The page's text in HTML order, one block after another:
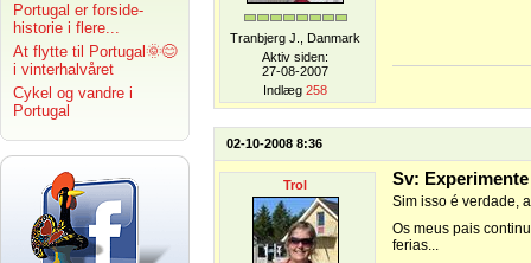
Portugal er forside-
historie i flere...
At flytte til Portugal🌞😊
i vinterhalvåret
Cykel og vandre i
Portugal
Tranbjerg J., Danmark
Aktiv siden:
27-08-2007
Indlæg 258
02-10-2008 8:36
Trol Sv:
Sim isso é verdade,
Os meus pais
ferias...